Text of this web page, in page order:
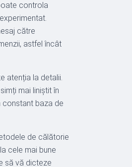
controla
către
astfel încât
atenția la detalii.
mai liniștit în
constant baza de
de călătorie
cele mai bune
să vă dicteze